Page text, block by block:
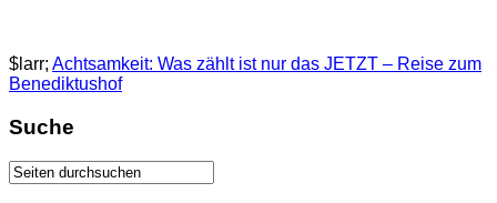
$larr; Achtsamkeit: Was zählt ist nur das JETZT – Reise zum
Benediktushof
Suche